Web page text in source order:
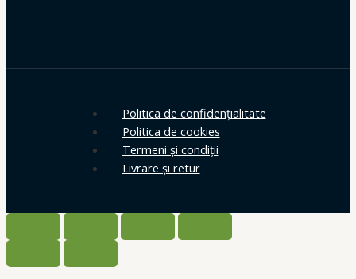
Politica de confidențialitate
Politica de cookies
Termeni și condiții
Livrare și retur